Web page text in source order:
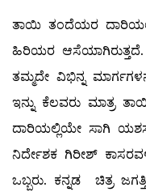
ತಾಯಿ ತಂದೆಯರ
ಹಿರಿಯರ
ತಮ್ಮದೇ ವಿಭಿನ್ನ
ಇನ್ನು ಕೆಲವರು ಮಾತ್ರ
ದಾರಿಯಲ್ಲಿಯೇ ಸಾಗಿ
ನಿರ್ದೇಶಕ ಗಿರೀಶ್
ಒಬ್ಬರು. ಕನ್ನಡ ಚಿತ್ರ